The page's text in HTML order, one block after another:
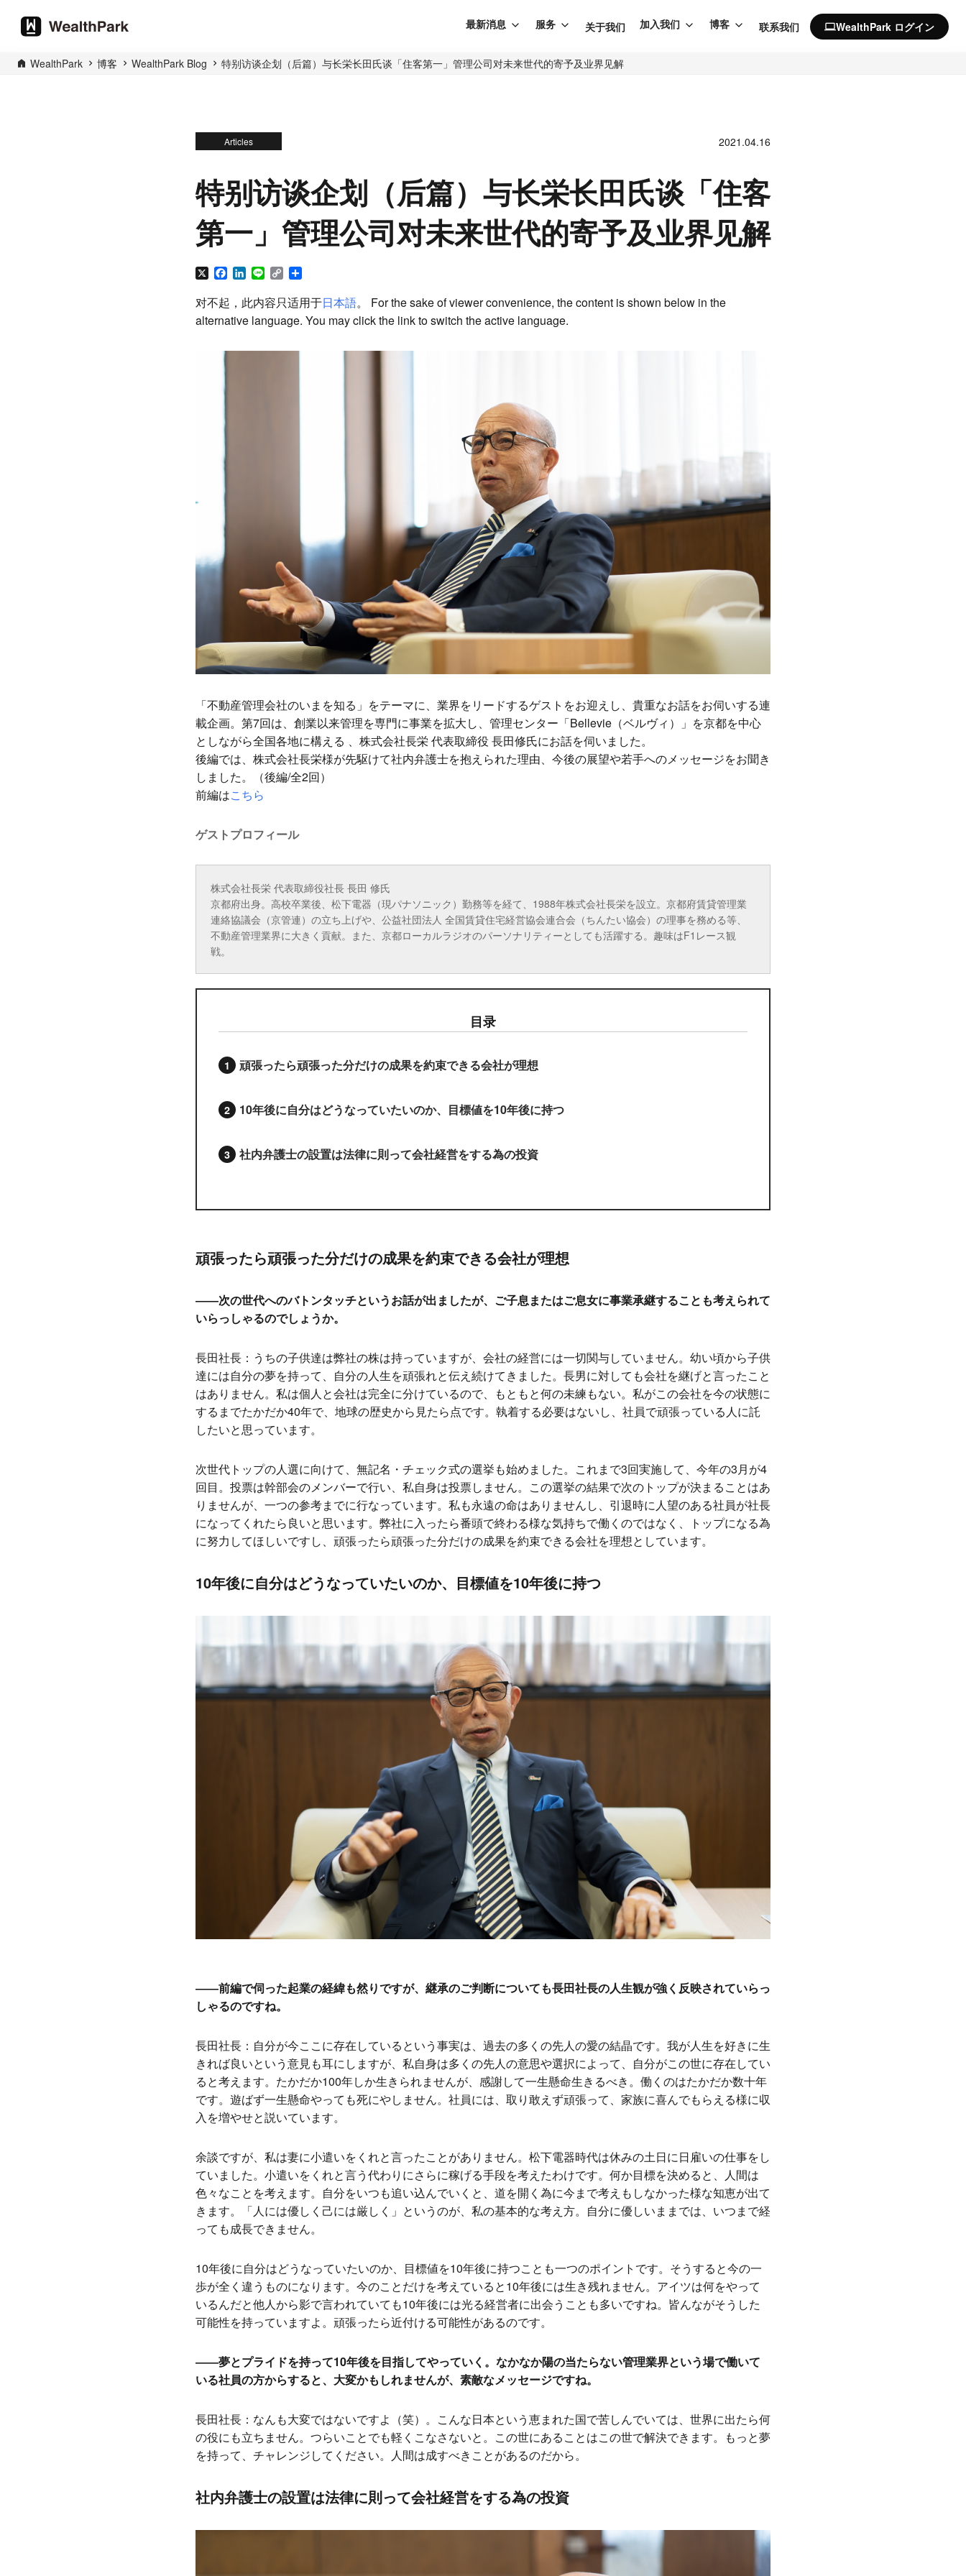
最新消息 服务 关于我们 加入我们 博客 联系我们 computerWealthPark ログイン
WealthPark 博客 WealthPark Blog 特别访谈企划（后篇）与长栄长田氏谈「住客第一」管理公司对未来世代的寄予及业界见解
Articles 2021.04.16
特别访谈企划（后篇）与长栄长田氏谈「住客
第一」管理公司对未来世代的寄予及业界见解
X Facebook
LinkedIn
Line Copy
对不起，此内容只适用于日本語。 For the sake of viewer convenience, the content is shown below in the
alternative language. You may click the link to switch the active language.
「不動産管理会社のいまを知る」をテーマに、業界をリードするゲストをお迎えし、貴重なお話をお伺いする連
載企画。第7回は、創業以来管理を専門に事業を拡大し、管理センター「Bellevie（ベルヴィ）」を京都を中心
としながら全国各地に構える 、株式会社長栄 代表取締役 長田修氏にお話を伺いました。
後編では、株式会社長栄様が先駆けて社内弁護士を抱えられた理由、今後の展望や若手へのメッセージをお聞き
しました。（後編/全2回）
前編はこちら
ゲストプロフィール
株式会社長栄 代表取締役社長 長田 修氏
京都府出身。高校卒業後、松下電器（現パナソニック）勤務等を経て、1988年株式会社長栄を設立。京都府賃貸管理業
連絡協議会（京管連）の立ち上げや、公益社団法人 全国賃貸住宅経営協会連合会（ちんたい協会）の理事を務める等、
不動産管理業界に大きく貢献。また、京都ローカルラジオのパーソナリティーとしても活躍する。趣味はF1レース観
戦。
目录
頑張ったら頑張った分だけの成果を約束できる会社が理想
10年後に自分はどうなっていたいのか、目標値を10年後に持つ
社内弁護士の設置は法律に則って会社経営をする為の投資
頑張ったら頑張った分だけの成果を約束できる会社が理想
――次の世代へのバトンタッチというお話が出ましたが、ご子息またはご息女に事業承継することも考えられて
いらっしゃるのでしょうか。
長田社長：うちの子供達は弊社の株は持っていますが、会社の経営には一切関与していません。幼い頃から子供
達には自分の夢を持って、自分の人生を頑張れと伝え続けてきました。長男に対しても会社を継げと言ったこと
はありません。私は個人と会社は完全に分けているので、もともと何の未練もない。私がこの会社を今の状態に
するまでたかだか40年で、地球の歴史から見たら点です。執着する必要はないし、社員で頑張っている人に託
したいと思っています。
次世代トップの人選に向けて、無記名・チェック式の選挙も始めました。これまで3回実施して、今年の3月が4
回目。投票は幹部会のメンバーで行い、私自身は投票しません。この選挙の結果で次のトップが決まることはあ
りませんが、一つの参考までに行なっています。私も永遠の命はありませんし、引退時に人望のある社員が社長
になってくれたら良いと思います。弊社に入ったら番頭で終わる様な気持ちで働くのではなく、トップになる為
に努力してほしいですし、頑張ったら頑張った分だけの成果を約束できる会社を理想としています。
10年後に自分はどうなっていたいのか、目標値を10年後に持つ
――前編で伺った起業の経緯も然りですが、継承のご判断についても長田社長の人生観が強く反映されていらっ
しゃるのですね。
長田社長：自分が今ここに存在しているという事実は、過去の多くの先人の愛の結晶です。我が人生を好きに生
きれば良いという意見も耳にしますが、私自身は多くの先人の意思や選択によって、自分がこの世に存在してい
ると考えます。たかだか100年しか生きられませんが、感謝して一生懸命生きるべき。働くのはたかだか数十年
です。遊ばず一生懸命やっても死にやしません。社員には、取り敢えず頑張って、家族に喜んでもらえる様に収
入を増やせと説いています。
余談ですが、私は妻に小遣いをくれと言ったことがありません。松下電器時代は休みの土日に日雇いの仕事をし
ていました。小遣いをくれと言う代わりにさらに稼げる手段を考えたわけです。何か目標を決めると、人間は
色々なことを考えます。自分をいつも追い込んでいくと、道を開く為に今まで考えもしなかった様な知恵が出て
きます。「人には優しく己には厳しく」というのが、私の基本的な考え方。自分に優しいままでは、いつまで経
っても成長できません。
10年後に自分はどうなっていたいのか、目標値を10年後に持つことも一つのポイントです。そうすると今の一
歩が全く違うものになります。今のことだけを考えていると10年後には生き残れません。アイツは何をやって
いるんだと他人から影で言われていても10年後には光る経営者に出会うことも多いですね。皆んながそうした
可能性を持っていますよ。頑張ったら近付ける可能性があるのです。
――夢とプライドを持って10年後を目指してやっていく。なかなか陽の当たらない管理業界という場で働いて
いる社員の方からすると、大変かもしれませんが、素敵なメッセージですね。
長田社長：なんも大変ではないですよ（笑）。こんな日本という恵まれた国で苦しんでいては、世界に出たら何
の役にも立ちません。つらいことでも軽くこなさないと。この世にあることはこの世で解決できます。もっと夢
を持って、チャレンジしてください。人間は成すべきことがあるのだから。
社内弁護士の設置は法律に則って会社経営をする為の投資